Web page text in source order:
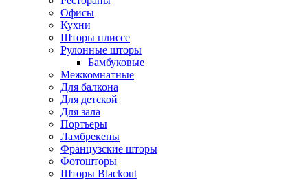
Офисы
Кухни
Шторы плиссе
Рулонные шторы
Бамбуковые
Межкомнатные
Для балкона
Для детской
Для зала
Портьеры
Ламбрекены
Французские шторы
Фотошторы
Шторы Blackout